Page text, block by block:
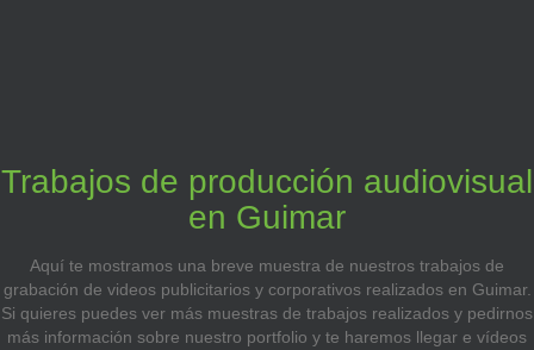
Trabajos de producción audiovisual
en Guimar
Aquí te mostramos una breve muestra de nuestros trabajos de
grabación de videos publicitarios y corporativos realizados en Guimar.
Si quieres puedes ver más muestras de trabajos realizados y pedirnos
más información sobre nuestro portfolio y te haremos llegar e vídeos